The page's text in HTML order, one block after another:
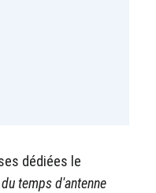
dédiées le
temps d'antenne